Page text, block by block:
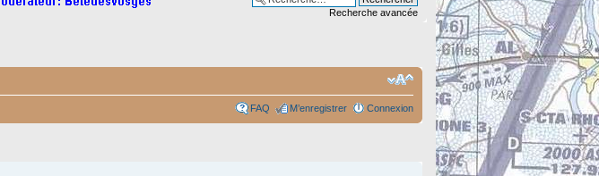
Recherche avancée
FAQ M’enregistrer Connexion